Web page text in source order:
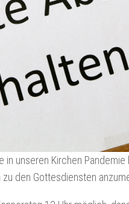
in unseren Kirchen
den Gottesdiensten